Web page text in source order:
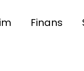
Finans